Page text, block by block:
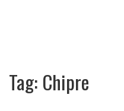
Tag: Chipre